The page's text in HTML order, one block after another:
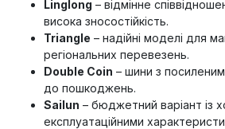
Linglong – відмінне
висока зносостійкість.
Triangle – надійні моделі для
регіональних перевезень.
Double Coin – шини з посиленим
до пошкоджень.
Sailun – бюджетний варіант із
експлуатаційними